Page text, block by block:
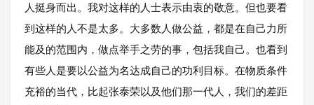
人挺身而出。我对这样的人士表示由衷的敬意。但也要看
到这样的人不是太多。大多数人做公益，都是在自己力所
能及的范围内，做点举手之劳的事，包括我自己。也看到
有些人是要以公益为名达成自己的功利目标。在物质条件
充裕的当代，比起张泰荣以及他们那一代人，我们的差距